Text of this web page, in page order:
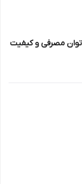
توان مصرفی و کیفیت